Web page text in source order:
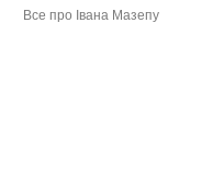
Все про Івана Мазепу